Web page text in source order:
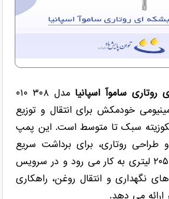
روتاری ساموآ اسپانیا
مدل ۳۰۸ ۰۱۰
خودمکش برای انتقال و توزیع
سبک تا متوسط است. این پمپ
و طراحی روتاری، برای برداشت سریع
سیال از بشکه های ۲۰۵ لیتری به کار می رود و در سرویس
نگهداری و انتقال روغن، راهکاری